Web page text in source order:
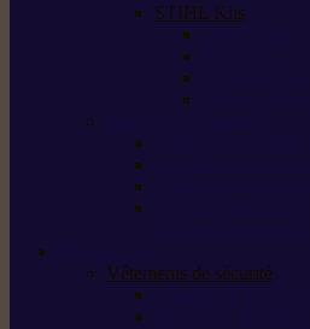
STIHL Kits
Vêtements de sécurité